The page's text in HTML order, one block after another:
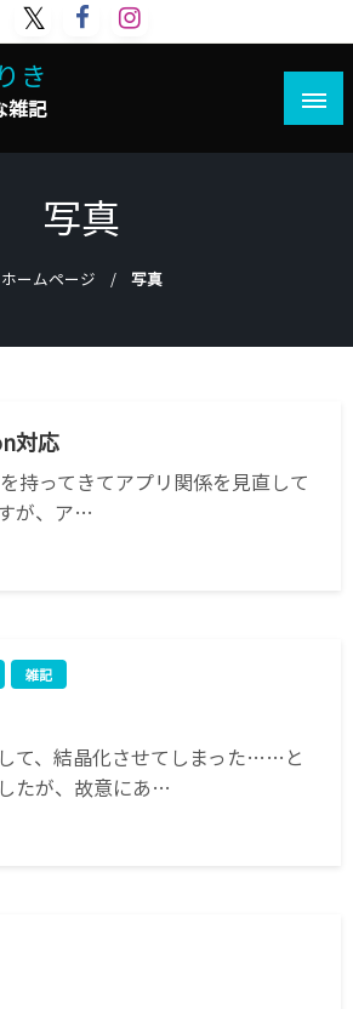
き
雑記
写真
ホームページ 写真
対応
持ってきてアプリ関係を見直して
が、ア…
雑記
て、結晶化させてしまった……と
たが、故意にあ…